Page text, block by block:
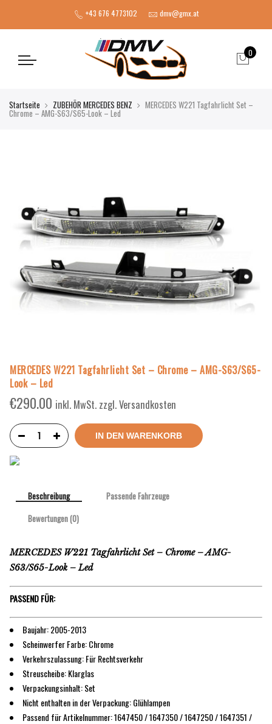
+43 676 4773102 dmv@gmx.at
0
Startseite ZUBEHÖR MERCEDES BENZ MERCEDES W221 Tagfahrlicht Set –
Chrome – AMG-S63/S65-Look – Led
MERCEDES W221 Tagfahrlicht Set – Chrome – AMG-S63/S65-
Look – Led
€290.00 inkl. MwSt. zzgl. Versandkosten
IN DEN WARENKORB
Beschreibung
Passende Fahrzeuge
Bewertungen (0)
MERCEDES W221 Tagfahrlicht Set – Chrome – AMG-
S63/S65-Look – Led
PASSEND FÜR:
Baujahr: 2005-2013
Scheinwerfer Farbe: Chrome
Verkehrszulassung: Für Rechtsverkehr
Streuscheibe: Klarglas
Verpackungsinhalt: Set
Nicht enthalten in der Verpackung: Glühlampen
Passend für Artikelnummer: 1647450 / 1647350 / 1647250 / 1647351 /